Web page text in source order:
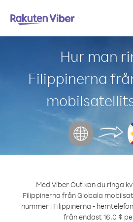
Hur man
Filippinerna
Med Viber Out kan du ringa
Filippinerna från Globala
nummer i Filippinerna -
från endast 16.0 ¢